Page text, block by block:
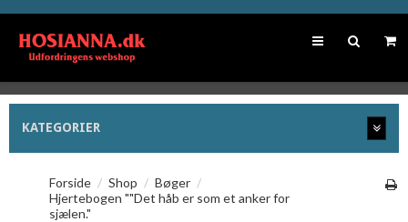
KATEGORIER
Forside / Shop / Bøger /
Hjertebogen ""Det håb er som et anker for
sjælen."